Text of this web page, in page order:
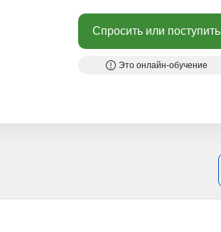
Спросить или поступить
Это онлайн-обучение